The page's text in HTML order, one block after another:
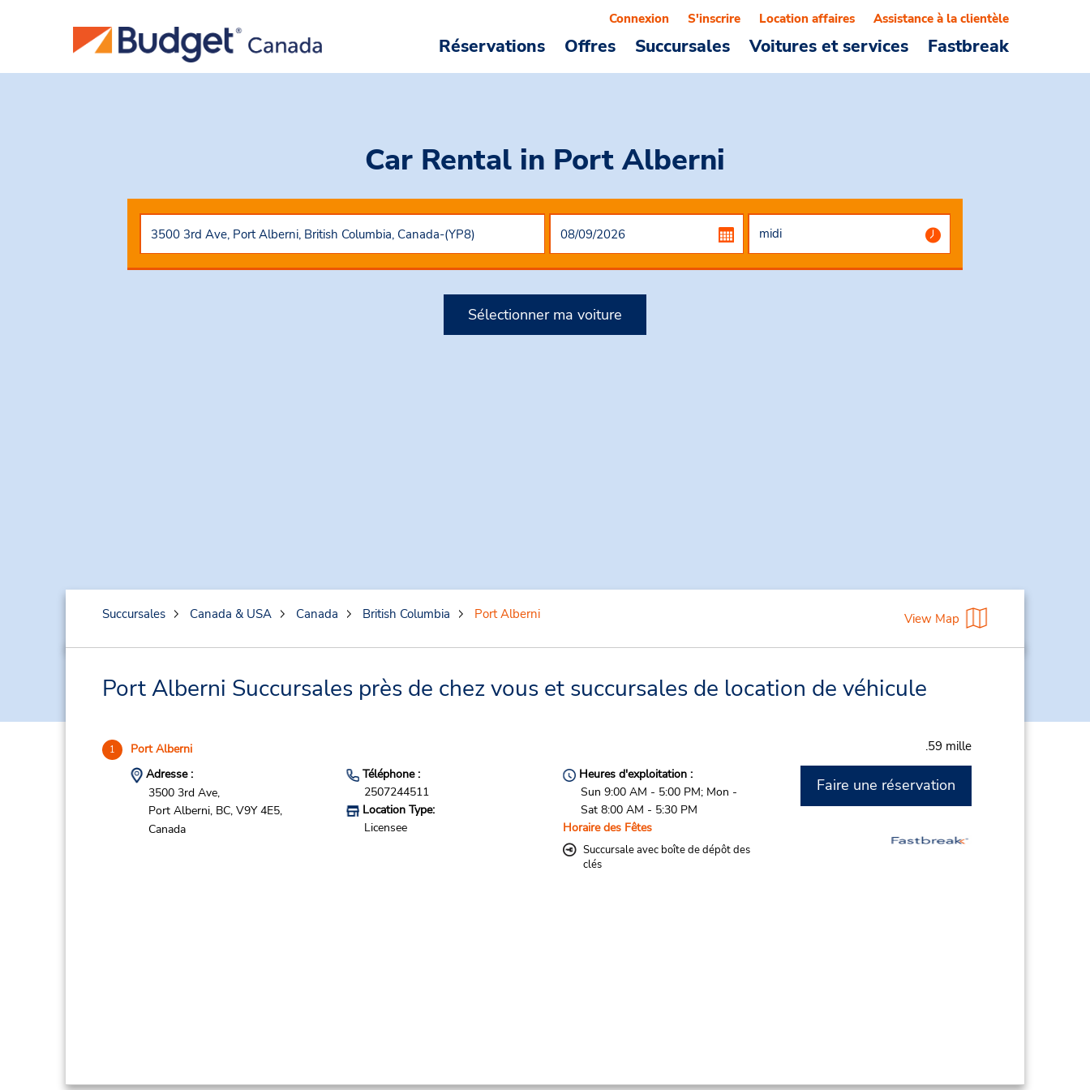
Réservations Offres Succursales Voitures et services Fastbreak
Connexion S'inscrire Location affaires Assistance à la clientèle
Car Rental in Port Alberni
Sélectionner ma voiture
Succursales Canada & USA Canada British Columbia Port Alberni View Map
Port Alberni Succursales près de chez vous et succursales de location de véhicule
1 Port Alberni .59 mille
Adresse :
3500 3rd Ave,
Port Alberni, BC, V9Y 4E5,
Canada
Téléphone :
2507244511
Location Type:
Licensee
Heures d'exploitation :
Sun 9:00 AM - 5:00 PM; Mon -
Sat 8:00 AM - 5:30 PM
Horaire des Fêtes
Succursale avec boîte de dépôt des
clés
Faire une réservation